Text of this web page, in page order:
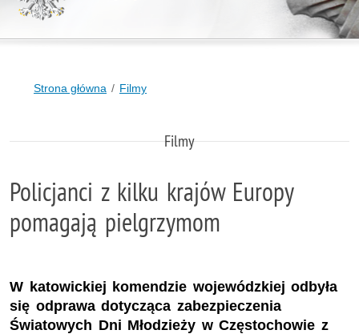
Strona główna Filmy
Filmy
Policjanci z kilku krajów Europy
pomagają pielgrzymom
W katowickiej komendzie wojewódzkiej odbyła
się odprawa dotycząca zabezpieczenia
Światowych Dni Młodzieży w Częstochowie z